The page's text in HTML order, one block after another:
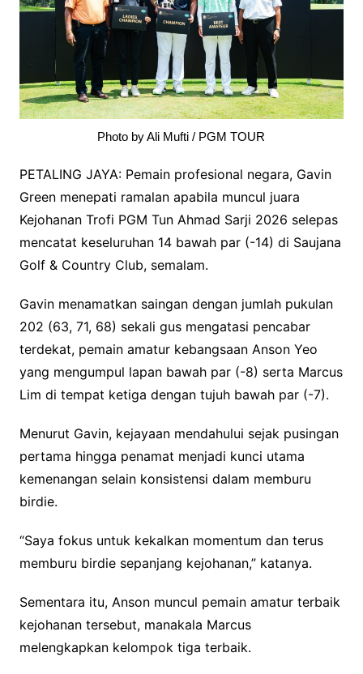
Photo by Ali Mufti / PGM TOUR
PETALING JAYA: Pemain profesional negara, Gavin
Green menepati ramalan apabila muncul juara
Kejohanan Trofi PGM Tun Ahmad Sarji 2026 selepas
mencatat keseluruhan 14 bawah par (-14) di Saujana
Golf & Country Club, semalam.
Gavin menamatkan saingan dengan jumlah pukulan
202 (63, 71, 68) sekali gus mengatasi pencabar
terdekat, pemain amatur kebangsaan Anson Yeo
yang mengumpul lapan bawah par (-8) serta Marcus
Lim di tempat ketiga dengan tujuh bawah par (-7).
Menurut Gavin, kejayaan mendahului sejak pusingan
pertama hingga penamat menjadi kunci utama
kemenangan selain konsistensi dalam memburu
birdie.
“Saya fokus untuk kekalkan momentum dan terus
memburu birdie sepanjang kejohanan,” katanya.
Sementara itu, Anson muncul pemain amatur terbaik
kejohanan tersebut, manakala Marcus
melengkapkan kelompok tiga terbaik.